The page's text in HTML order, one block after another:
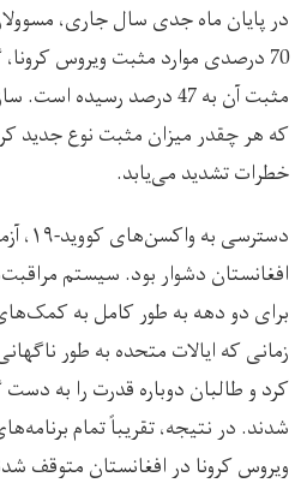
در پایان ماه جدی سال جاری،
70 درصدی موارد مثبت ویروس
مثبت آن به 47 درصد
خطرات تشدید می‌یابد.
افغانستان دشوار بود. سیستم
برای دو دهه به طور کامل به
زمانی که ایالات متحده به طور
کرد و طالبان دوباره قدرت را به
شدند. در نتیجه، تقریباً تمام
ویروس کرونا در افغانستان متوقف